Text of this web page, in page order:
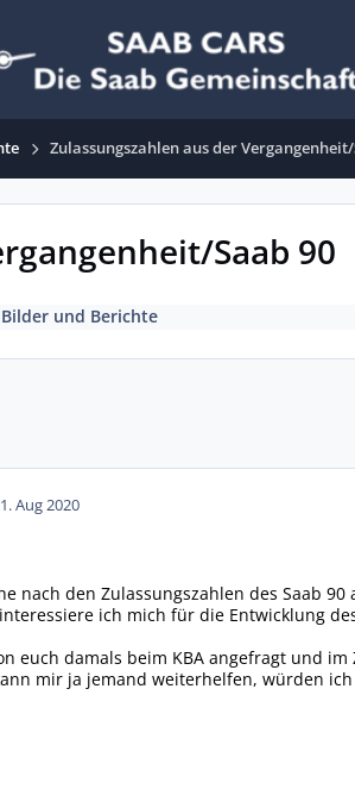
Zulassungszahlen aus der
Saab 90
Bilder und Berichte
Aug 2020
nach den Zulassungszahlen des Saab
ich mich für die Entwicklung
euch damals beim KBA angefragt und
mir ja jemand weiterhelfen, würden